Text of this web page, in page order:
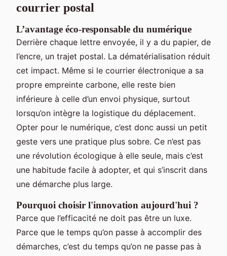
courrier postal
L’avantage éco-responsable du numérique
Derrière chaque lettre envoyée, il y a du papier, de
l’encre, un trajet postal. La dématérialisation réduit
cet impact. Même si le courrier électronique a sa
propre empreinte carbone, elle reste bien
inférieure à celle d’un envoi physique, surtout
lorsqu’on intègre la logistique du déplacement.
Opter pour le numérique, c’est donc aussi un petit
geste vers une pratique plus sobre. Ce n’est pas
une révolution écologique à elle seule, mais c’est
une habitude facile à adopter, et qui s’inscrit dans
une démarche plus large.
Pourquoi choisir l'innovation aujourd'hui ?
Parce que l’efficacité ne doit pas être un luxe.
Parce que le temps qu’on passe à accomplir des
démarches, c’est du temps qu’on ne passe pas à